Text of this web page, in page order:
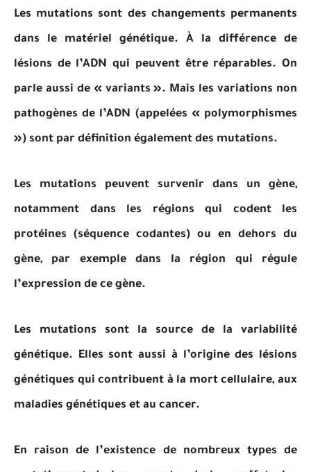
Les mutations sont des changements permanents
dans le matériel génétique. À la différence de
lésions de l’ADN qui peuvent être réparables. On
parle aussi de « variants ». Mais les variations non
pathogènes de l’ADN (appelées « polymorphismes
») sont par définition également des mutations.
Les mutations peuvent survenir dans un gène,
notamment dans les régions qui codent les
protéines (séquence codantes) ou en dehors du
gène, par exemple dans la région qui régule
l’expression de ce gène.
Les mutations sont la source de la variabilité
génétique. Elles sont aussi à l’origine des lésions
génétiques qui contribuent à la mort cellulaire, aux
maladies génétiques et au cancer.
En raison de l’existence de nombreux types de